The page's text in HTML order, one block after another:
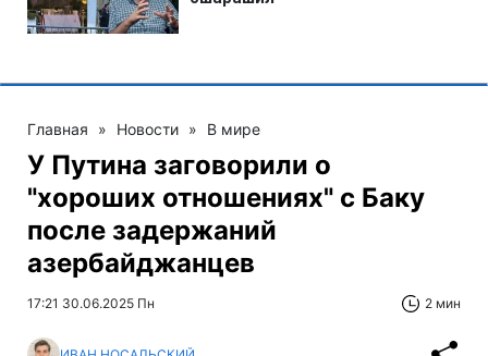
Главная » Новости » В мире
У Путина заговорили о
"хороших отношениях" с Баку
после задержаний
азербайджанцев
17:21 30.06.2025 Пн 2 мин